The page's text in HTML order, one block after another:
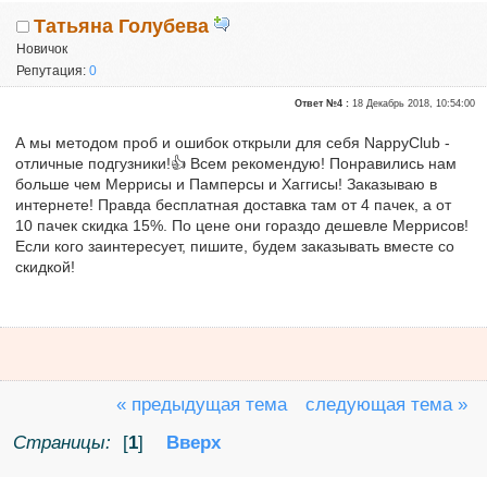
Татьяна Голубева
Новичок
Репутация:0
Ответ №4 :18 Декабрь 2018, 10:54:00
А мы методом проб и ошибок открыли для себя NappyClub -
отличные подгузники!👍 Всем рекомендую! Понравились нам
больше чем Меррисы и Памперсы и Хаггисы! Заказываю в
интернете! Правда бесплатная доставка там от 4 пачек, а от
10 пачек скидка 15%. По цене они гораздо дешевле Меррисов!
Если кого заинтересует, пишите, будем заказывать вместе со
скидкой!
« предыдущая тема
следующая тема »
Страницы:
[1] Вверх